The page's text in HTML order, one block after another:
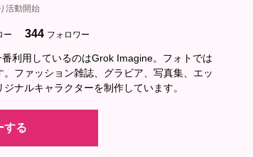
活動開始
ー 344 フォロワー
利用しているのはGrok Imagine。フォトでは
ファッション雑誌、グラビア、写真集、エッ
ナルキャラクターを制作しています。
する